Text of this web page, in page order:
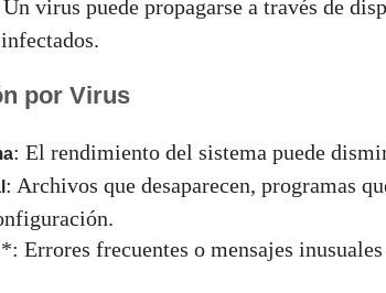
virus puede propagarse a través de
por Virus
: El rendimiento del sistema puede
: Archivos que desaparecen, programas
Errores frecuentes o mensajes